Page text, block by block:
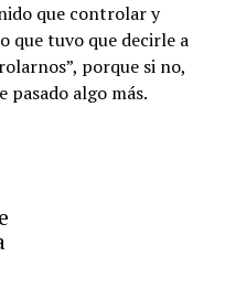
que controlar y
que tuvo que decirle a
porque si no,
pasado algo más.